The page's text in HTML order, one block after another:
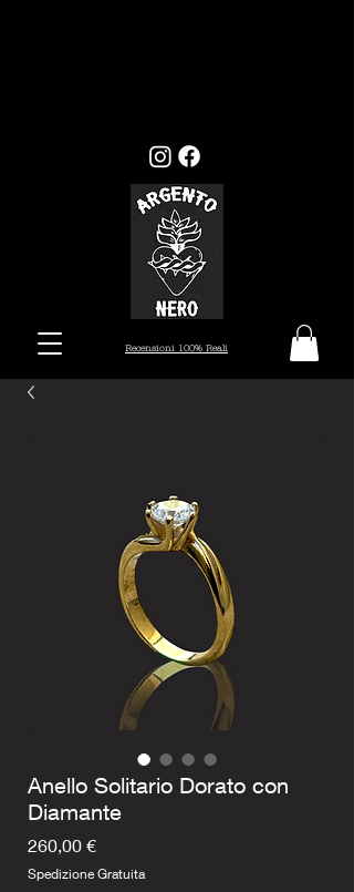
Recensioni 100% Reali
Anello Solitario Dorato con
Diamante
260,00 €Prezzo
Spedizione Gratuita